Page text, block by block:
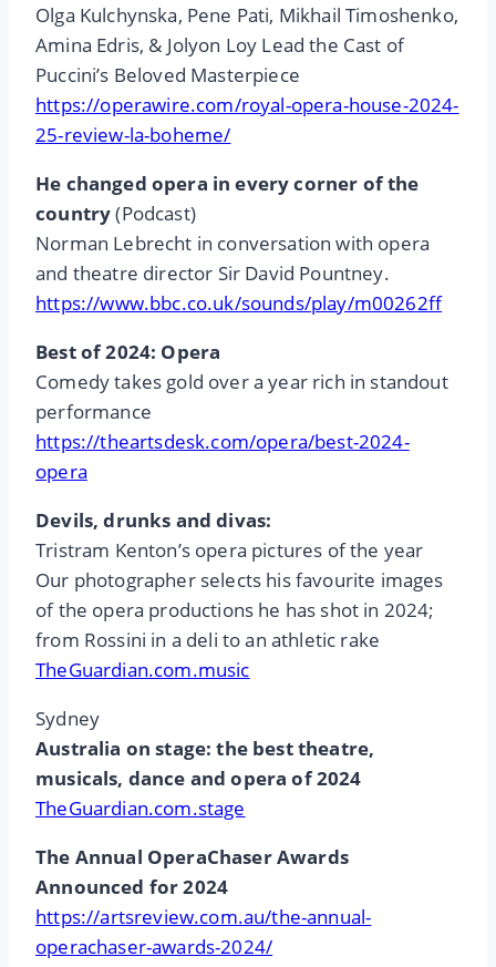
Olga Kulchynska, Pene Pati, Mikhail Timoshenko,
Amina Edris, & Jolyon Loy Lead the Cast of
Puccini’s Beloved Masterpiece
https://operawire.com/royal-opera-house-2024-
25-review-la-boheme/
He changed opera in every corner of the
country(Podcast)
Norman Lebrecht in conversation with opera
and theatre director Sir David Pountney.
https://www.bbc.co.uk/sounds/play/m00262ff
Best of 2024: Opera
Comedy takes gold over a year rich in standout
performance
https://theartsdesk.com/opera/best-2024-
opera
Devils, drunks and divas:
Tristram Kenton’s opera pictures of the year
Our photographer selects his favourite images
of the opera productions he has shot in 2024;
from Rossini in a deli to an athletic rake
TheGuardian.com.music
Sydney
Australia on stage: the best theatre,
musicals, dance and opera of 2024
TheGuardian.com.stage
The Annual OperaChaser Awards
Announced for 2024
https://artsreview.com.au/the-annual-
operachaser-awards-2024/